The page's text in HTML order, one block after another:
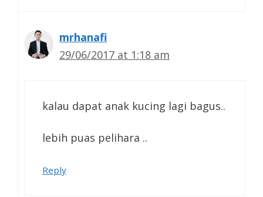
mrhanafi
29/06/2017 at 1:18 am
kalau dapat anak kucing lagi bagus..
lebih puas pelihara ..
Reply